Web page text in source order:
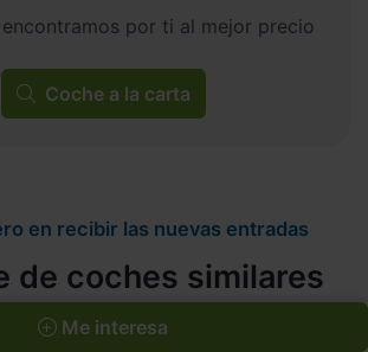
por ti al mejor precio
Coche a la carta
en recibir las nuevas entradas
de coches similares
si entra algún coche similar a este
Me interesa